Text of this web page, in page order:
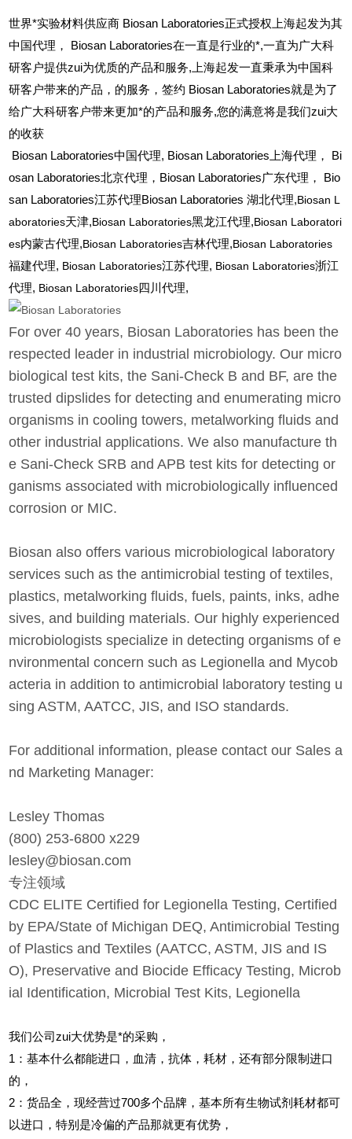
世界*实验材料供应商 Biosan Laboratories正式授权上海起发为其
中国代理， Biosan Laboratories在一直是行业的*,一直为广大科
研客户提供zui为优质的产品和服务,上海起发一直秉承为中国科
研客户带来的产品，的服务，签约 Biosan Laboratories就是为了
给广大科研客户带来更加*的产品和服务,您的满意将是我们zui大
的收获
Biosan Laboratories中国代理, Biosan Laboratories上海代理， Bi
osan Laboratories北京代理，Biosan Laboratories广东代理， Bio
san Laboratories江苏代理Biosan Laboratories 湖北代理,Biosan L
aboratories天津,Biosan Laboratories黑龙江代理,Biosan Laboratori
es内蒙古代理,Biosan Laboratories吉林代理,Biosan Laboratories
福建代理, Biosan Laboratories江苏代理, Biosan Laboratories浙江
代理, Biosan Laboratories四川代理,
For over 40 years, Biosan Laboratories has been the
respected leader in industrial microbiology. Our micro
biological test kits, the Sani-Check B and BF, are the
trusted dipslides for detecting and enumerating micro
organisms in cooling towers, metalworking fluids and
other industrial applications. We also manufacture th
e Sani-Check SRB and APB test kits for detecting or
ganisms associated with microbiologically influenced
corrosion or MIC.
Biosan also offers various microbiological laboratory
services such as the antimicrobial testing of textiles,
plastics, metalworking fluids, fuels, paints, inks, adhe
sives, and building materials. Our highly experienced
microbiologists specialize in detecting organisms of e
nvironmental concern such as Legionella and Mycob
acteria in addition to antimicrobial laboratory testing u
sing ASTM, AATCC, JIS, and ISO standards.
For additional information, please contact our Sales a
nd Marketing Manager:
Lesley Thomas
(800) 253-6800 x229
lesley@biosan.com
专注领域
CDC ELITE Certified for Legionella Testing, Certified
by EPA/State of Michigan DEQ, Antimicrobial Testing
of Plastics and Textiles (AATCC, ASTM, JIS and IS
O), Preservative and Biocide Efficacy Testing, Microb
ial Identification, Microbial Test Kits, Legionella
我们公司zui大优势是*的采购，
1 ：基本什么都能进口，血清，抗体，耗材，还有部分限制进口
的，
2 ：货品全，现经营过700多个品牌，基本所有生物试剂耗材都可
以进口，特别是冷偏的产品那就更有优势，